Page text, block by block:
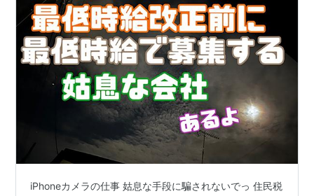
iPhoneカメラの仕事 姑息な手段に騙されないでっ 住民税